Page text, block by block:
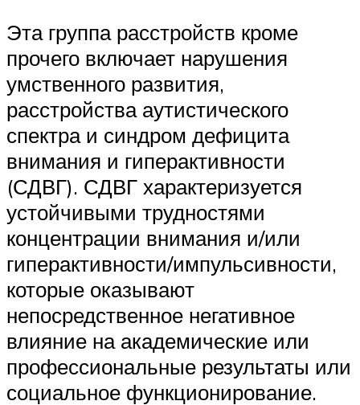
Эта группа расстройств кроме
прочего включает нарушения
умственного развития,
расстройства аутистического
спектра и синдром дефицита
внимания и гиперактивности
(СДВГ). СДВГ характеризуется
устойчивыми трудностями
концентрации внимания и/или
гиперактивности/импульсивности,
которые оказывают
непосредственное негативное
влияние на академические или
профессиональные результаты или
социальное функционирование.